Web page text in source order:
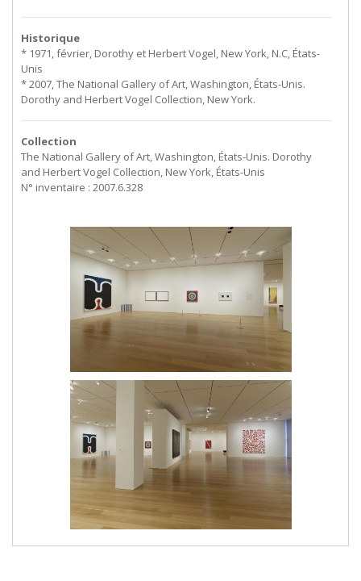
Historique
* 1971, février, Dorothy et Herbert Vogel, New York, N.C, États-
Unis
* 2007, The National Gallery of Art, Washington, États-Unis.
Dorothy and Herbert Vogel Collection, New York.
Collection
The National Gallery of Art, Washington, États-Unis. Dorothy
and Herbert Vogel Collection, New York, États-Unis
N° inventaire : 2007.6.328